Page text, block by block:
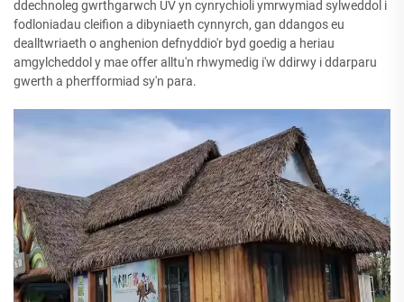
ddechnoleg gwrthgarwch UV yn cynrychioli ymrwymiad sylweddol i
fodloniadau cleifion a dibyniaeth cynnyrch, gan ddangos eu
dealltwriaeth o anghenion defnyddio'r byd goedig a heriau
amgylcheddol y mae offer alltu'n rhwymedig i'w ddirwy i ddarparu
gwerth a pherfformiad sy'n para.